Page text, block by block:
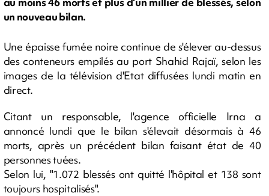
un nouveau bilan.
Une épaisse fumée noire continue de s'élever au-dessus
des conteneurs empilés au port Shahid Rajaï, selon les
images de la télévision d'Etat diffusées lundi matin en
direct.
Citant un responsable, l'agence officielle Irna a
annoncé lundi que le bilan s'élevait désormais à 46
morts, après un précédent bilan faisant état de 40
personnes tuées.
Selon lui, "1.072 blessés ont quitté l'hôpital et 138 sont
toujours hospitalisés".